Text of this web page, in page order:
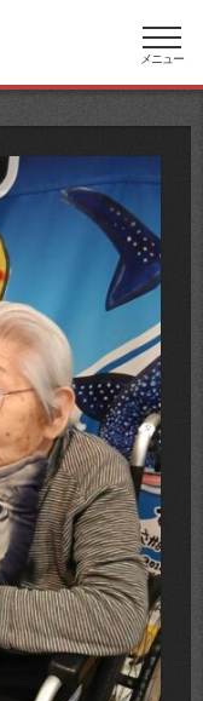
メニュー